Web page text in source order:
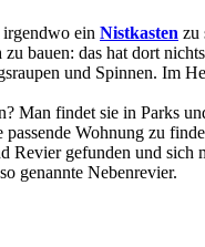
irgendwo ein Nistkasten zu
zu bauen: das hat dort
und Spinnen. Im
Man findet sie in Parks
Wohnung zu
gefunden und
genannte Nebenrevier.